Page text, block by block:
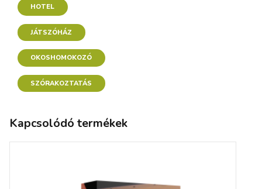
HOTEL
JÁTSZÓHÁZ
OKOSHOMOKOZÓ
SZÓRAKOZTATÁS
Kapcsolódó termékek